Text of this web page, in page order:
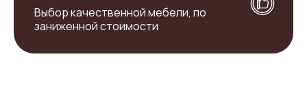
Выбор качественной мебели, по
заниженной стоимости